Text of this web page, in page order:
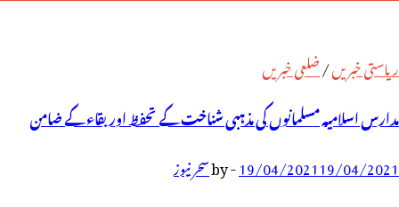
ریاستی خبریں/ضلعی خبریں
مدارس اسلامیہ مسلمانوں کی مذہبی شناخت کے تحفظ اور بقاء کے ضامن
19/04/202119/04/2021
-
byسحر نیوز